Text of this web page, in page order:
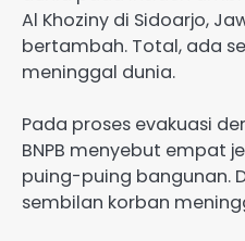
Al Khoziny di Sidoarjo,
bertambah. Total, ada
meninggal dunia.
Pada proses evakuasi
BNPB menyebut empat
puing-puing bangunan.
sembilan korban